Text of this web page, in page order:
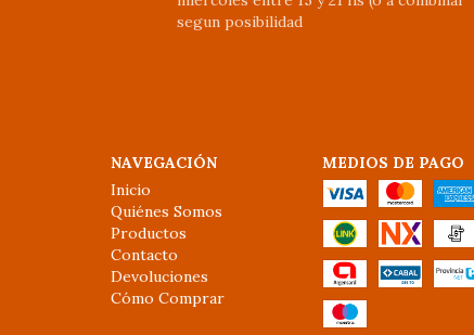
segun posibilidad
NAVEGACIÓN
Inicio
Quiénes Somos
Productos
Contacto
Devoluciones
Cómo Comprar
MEDIOS DE PAGO